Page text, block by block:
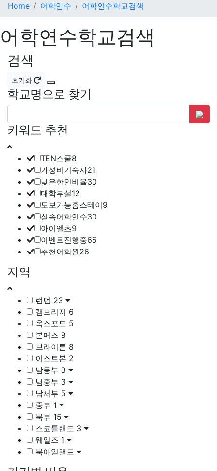
Home 어학연수 어학연수학교검색
어학연수학교검색
검색
초기화
학교명으로 찾기
키워드 추천
TEN스쿨8
가성비기숙사21
낮은한인비율30
대학부설12
도보가능홈스테이9
실속어학연수30
아이엘츠9
이벤트진행중65
추천어학원26
지역
런던 23
캠브리지 6
옥스포드 5
본머스 8
브라이튼 8
이스트본 2
남동부 3
남중부 3
남서부 5
중부 1
북부 15
스코틀랜드 3
웨일즈 1
북아일랜드